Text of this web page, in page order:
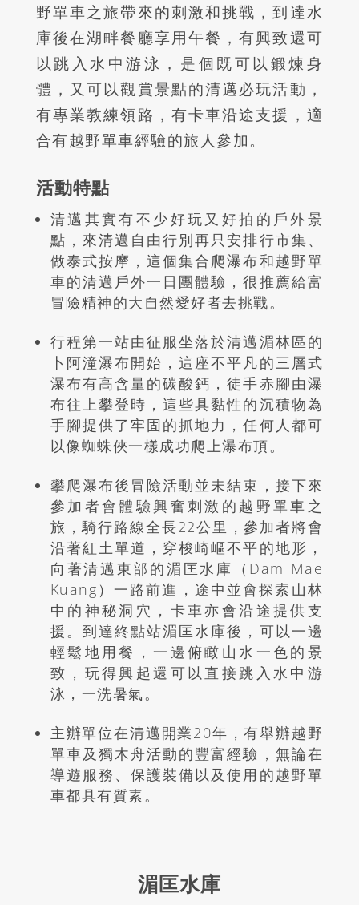
野單車之旅帶來的刺激和挑戰，到達水
庫後在湖畔餐廳享用午餐，有興致還可
以跳入水中游泳，是個既可以鍛煉身
體，又可以觀賞景點的清邁必玩活動，
有專業教練領路，有卡車沿途支援，適
合有越野單車經驗的旅人參加。
活動特點
清邁其實有不少好玩又好拍的戶外景
點，來清邁自由行別再只安排行市集、
做泰式按摩，這個集合爬瀑布和越野單
車的清邁戶外一日團體驗，很推薦給富
冒險精神的大自然愛好者去挑戰。
行程第一站由征服坐落於清邁湄林區的
卜阿潼瀑布開始，這座不平凡的三層式
瀑布有高含量的碳酸鈣，徒手赤腳由瀑
布往上攀登時，這些具黏性的沉積物為
手腳提供了牢固的抓地力，任何人都可
以像蜘蛛俠一樣成功爬上瀑布頂。
攀爬瀑布後冒險活動並未結束，接下來
參加者會體驗興奮刺激的越野單車之
旅，騎行路線全長22公里，參加者將會
沿著紅土單道，穿梭崎嶇不平的地形，
向著清邁東部的湄匡水庫（Dam Mae
Kuang ）一路前進 ，途中並會探索山林
中的神秘洞穴，卡車亦會沿途提供支
援。到達終點站湄匡水庫後，可以一邊
輕鬆地用餐，一邊俯瞰山水一色的景
致，玩得興起還可以直接跳入水中游
泳，一洗暑氣。
主辦單位在清邁開業20年，有舉辦越野
單車及獨木舟活動的豐富經驗，無論在
導遊服務、保護裝備以及使用的越野單
車都具有質素。
湄匡水庫